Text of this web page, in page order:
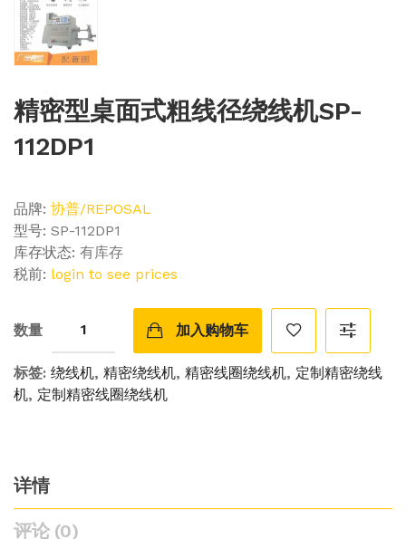
精密型桌面式粗线径绕线机SP-
112DP1
品牌: 协普/REPOSAL
型号: SP-112DP1
库存状态: 有库存
税前: login to see prices
数量 加入购物车
标签: 绕线机, 精密绕线机, 精密线圈绕线机, 定制精密绕线
机, 定制精密线圈绕线机
详情
评论 (0)